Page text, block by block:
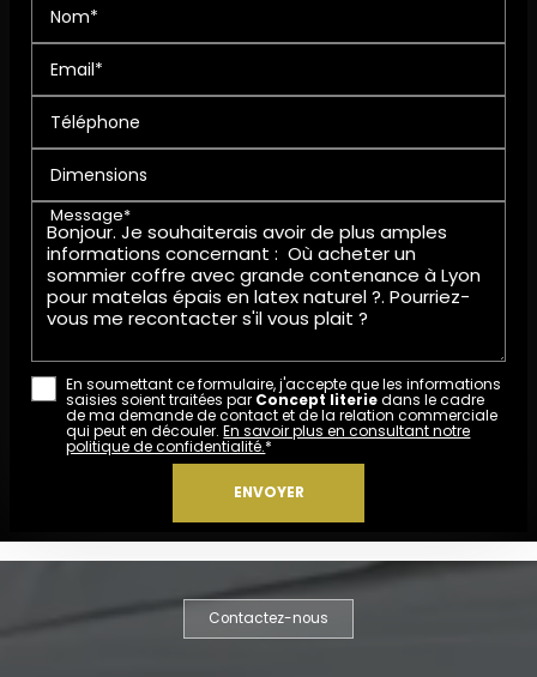
Nom*
Email*
Téléphone
Dimensions
Message*
En soumettant ce formulaire, j'accepte que les informations
saisies soient traitées par Concept literiedans le cadre
de ma demande de contact et de la relation commerciale
qui peut en découler.En savoir plus en consultant notre
politique de confidentialité.*
Contactez-nous